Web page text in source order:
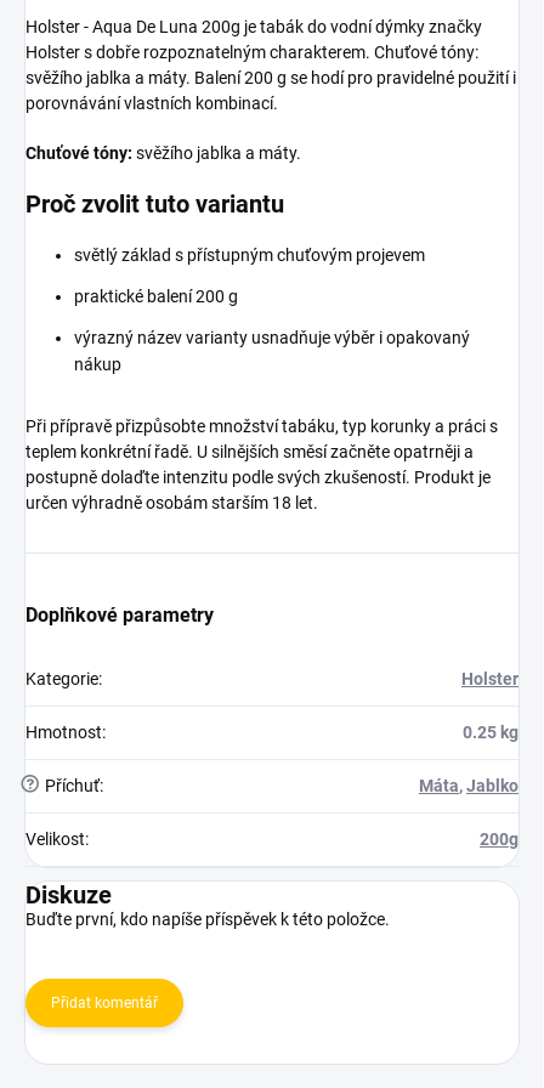
Holster - Aqua De Luna 200g je tabák do vodní dýmky značky
Holster s dobře rozpoznatelným charakterem. Chuťové tóny:
svěžího jablka a máty. Balení 200 g se hodí pro pravidelné použití i
porovnávání vlastních kombinací.
Chuťové tóny: svěžího jablka a máty.
Proč zvolit tuto variantu
světlý základ s přístupným chuťovým projevem
praktické balení 200 g
výrazný název varianty usnadňuje výběr i opakovaný
nákup
Při přípravě přizpůsobte množství tabáku, typ korunky a práci s
teplem konkrétní řadě. U silnějších směsí začněte opatrněji a
postupně dolaďte intenzitu podle svých zkušeností. Produkt je
určen výhradně osobám starším 18 let.
Doplňkové parametry
Kategorie: Holster
Hmotnost: 0.25 kg
? Příchuť: Máta,Jablko
Velikost: 200g
Diskuze
Buďte první, kdo napíše příspěvek k této položce.
Přidat komentář